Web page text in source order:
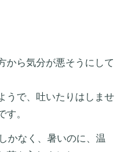
から気分が悪そうにして
うで、吐いたりはしませ
。
かなく、暑いのに、温